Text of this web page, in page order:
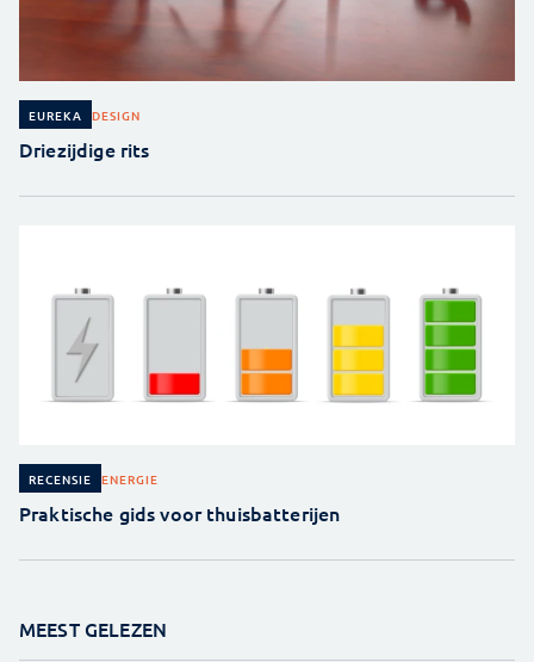
EUREKA DESIGN
Driezijdige rits
RECENSIE ENERGIE
Praktische gids voor thuisbatterijen
MEEST GELEZEN